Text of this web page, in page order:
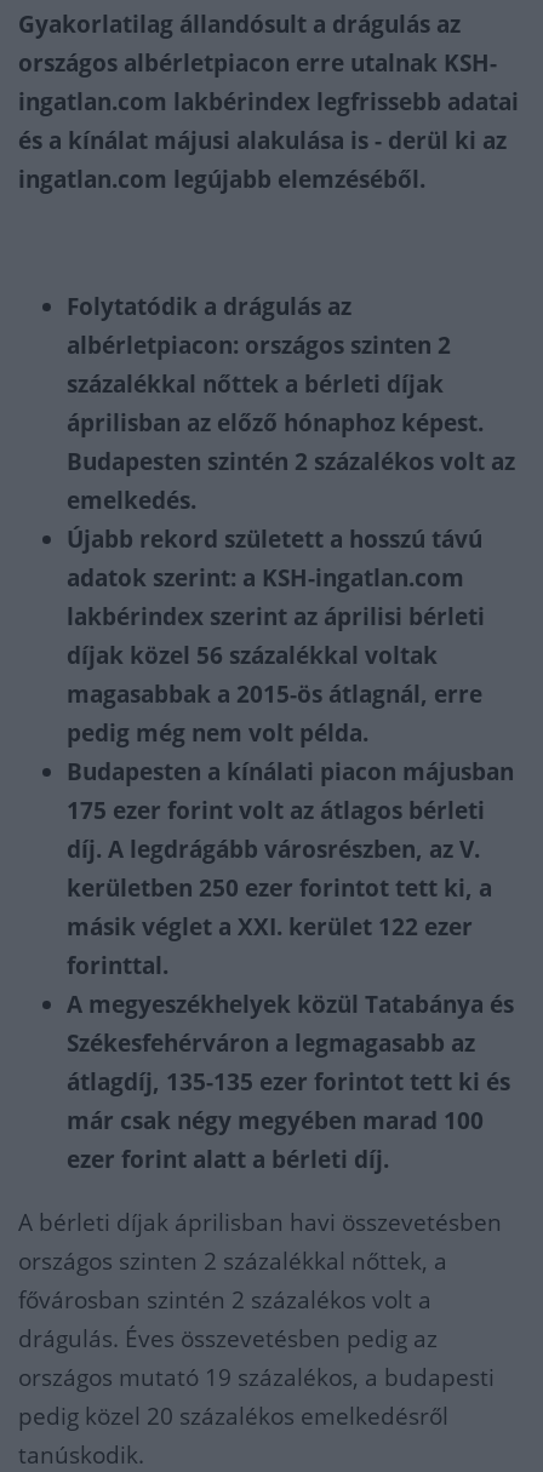
Gyakorlatilag állandósult a drágulás az
országos albérletpiacon erre utalnak KSH-
ingatlan.com lakbérindex legfrissebb adatai
és a kínálat májusi alakulása is - derül ki az
ingatlan.com legújabb elemzéséből.
Folytatódik a drágulás az
albérletpiacon: országos szinten 2
százalékkal nőttek a bérleti díjak
áprilisban az előző hónaphoz képest.
Budapesten szintén 2 százalékos volt az
emelkedés.
Újabb rekord született a hosszú távú
adatok szerint: a KSH-ingatlan.com
lakbérindex szerint az áprilisi bérleti
díjak közel 56 százalékkal voltak
magasabbak a 2015-ös átlagnál, erre
pedig még nem volt példa.
Budapesten a kínálati piacon májusban
175 ezer forint volt az átlagos bérleti
díj. A legdrágább városrészben, az V.
kerületben 250 ezer forintot tett ki, a
másik véglet a XXI. kerület 122 ezer
forinttal.
A megyeszékhelyek közül Tatabánya és
Székesfehérváron a legmagasabb az
átlagdíj, 135-135 ezer forintot tett ki és
már csak négy megyében marad 100
ezer forint alatt a bérleti díj.
A bérleti díjak áprilisban havi összevetésben
országos szinten 2 százalékkal nőttek, a
fővárosban szintén 2 százalékos volt a
drágulás. Éves összevetésben pedig az
országos mutató 19 százalékos, a budapesti
pedig közel 20 százalékos emelkedésről
tanúskodik.